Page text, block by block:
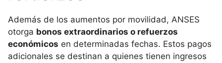
Además de los aumentos por movilidad, ANSES
otorga bonos extraordinarios o refuerzos
económicos en determinadas fechas. Estos pagos
adicionales se destinan a quienes tienen ingresos